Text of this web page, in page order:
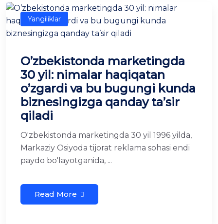
Yangiliklar
O’zbekistonda marketingda
30 yil: nimalar haqiqatan
o’zgardi va bu bugungi kunda
biznesingizga qanday ta’sir
qiladi
O'zbekistonda marketingda 30 yil 1996 yilda,
Markaziy Osiyoda tijorat reklama sohasi endi
paydo bo'layotganida, ...
Read More